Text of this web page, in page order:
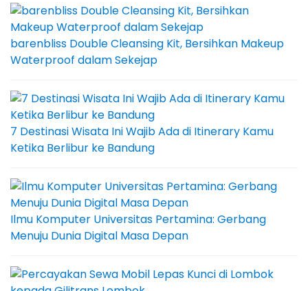
barenbliss Double Cleansing Kit, Bersihkan Makeup
Waterproof dalam Sekejap
7 Destinasi Wisata Ini Wajib Ada di Itinerary Kamu
Ketika Berlibur ke Bandung
Ilmu Komputer Universitas Pertamina: Gerbang
Menuju Dunia Digital Masa Depan